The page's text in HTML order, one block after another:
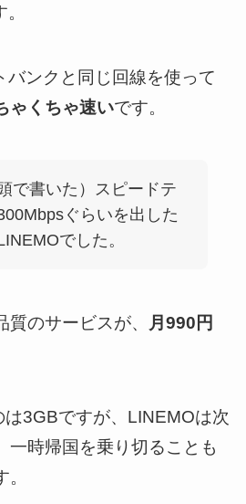
バンクと同じ回線を使って
ゃくちゃ速いです。
で書いた）スピードテ
ぐらいを出した
でした。
のサービスが、
月990円
3GBですが、LINEMOは次
一時帰国を乗り切ることも